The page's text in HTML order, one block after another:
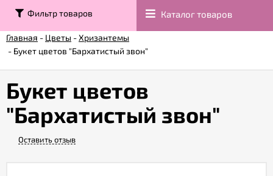
Контакты
Возврат
Гарантии
Акции
Фильтр товаров Каталог товаров
Главная - Цветы -Хризантемы
- Букет цветов "Бархатистый звон"
Букет цветов
"Бархатистый звон"
Оставить отзыв